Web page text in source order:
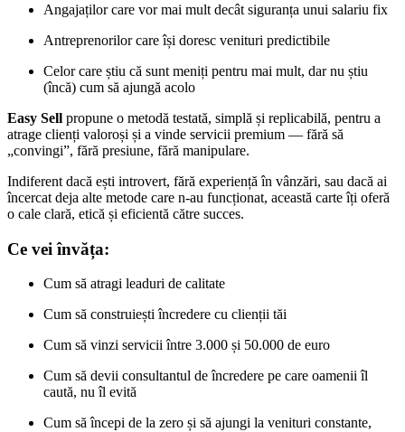
Angajaților care vor mai mult decât siguranța unui salariu fix
Antreprenorilor care își doresc venituri predictibile
Celor care știu că sunt meniți pentru mai mult, dar nu știu
(încă) cum să ajungă acolo
Easy Sell propune o metodă testată, simplă și replicabilă, pentru a
atrage clienți valoroși și a vinde servicii premium — fără să
„convingi”, fără presiune, fără manipulare.
Indiferent dacă ești introvert, fără experiență în vânzări, sau dacă ai
încercat deja alte metode care n-au funcționat, această carte îți oferă
o cale clară, etică și eficientă către succes.
Ce vei învăța:
Cum să atragi leaduri de calitate
Cum să construiești încredere cu clienții tăi
Cum să vinzi servicii între 3.000 și 50.000 de euro
Cum să devii consultantul de încredere pe care oamenii îl
caută, nu îl evită
Cum să începi de la zero și să ajungi la venituri constante,